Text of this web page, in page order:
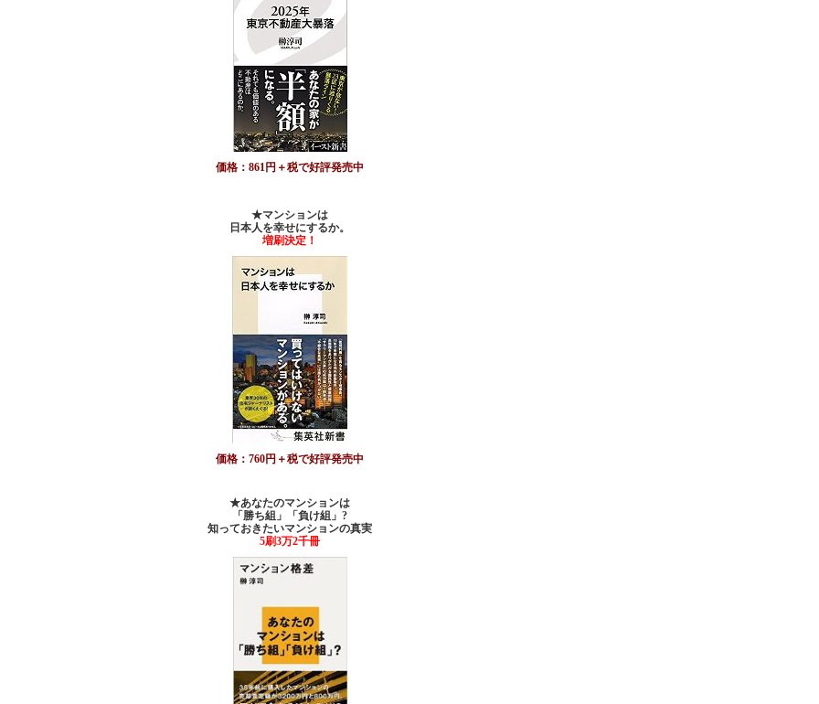
価格：861円＋税で好評発売中
★マンションは
日本人を幸せにするか。
増刷決定！
価格：760円＋税で好評発売中
★あなたのマンションは
「勝ち組」「負け組」?
知っておきたいマンションの真実
5刷3万2千冊